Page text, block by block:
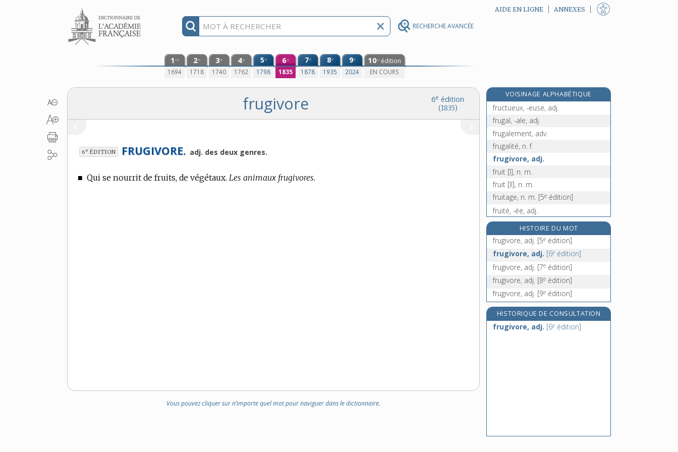
RECHERCHE AVANCÉE
Aller au contenu AIDE EN LIGNE ANNEXES
1 re
1694
2e
1718
3e
1740
4e
1762
5e
1798
6e
1835
7e
1878
8e
1935
9e
2024
10e édition
EN COURS
6e édition
(1835)
frugivore
6e ÉDITION FRUGIVORE. adj. des deux genres.
■ Qui se nourrit de fruits, de végétaux. Les animaux frugivores.
Vous pouvez cliquer sur n’importe quel mot pour naviguer dans le dictionnaire.
VOISINAGE ALPHABÉTIQUE
fructueusement, adv.
fructueux, -euse, adj.
frugal, -ale, adj.
frugalement, adv.
frugalité, n. f.
frugivore, adj.
fruit [I], n. m.
fruit [II], n. m.
fruitage, n. m. [5e édition]
fruité, -ée, adj.
fruiterie, n. f.
fruitier, -ière, adj. et n.
frumentaire, adj.
frusquin, n. m.
HISTOIRE DU MOT
frugivore, adj. [5e édition]
frugivore, adj. [6e édition]
frugivore, adj. [7e édition]
frugivore, adj. [8e édition]
frugivore, adj. [9e édition]
HISTORIQUE DE CONSULTATION
frugivore, adj. [6e édition]